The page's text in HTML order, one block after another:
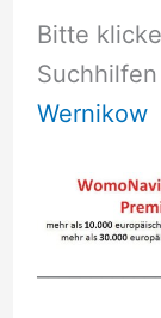
Bitte
Wernikow